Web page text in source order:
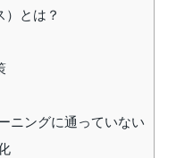
）とは？
ニングに通っていない